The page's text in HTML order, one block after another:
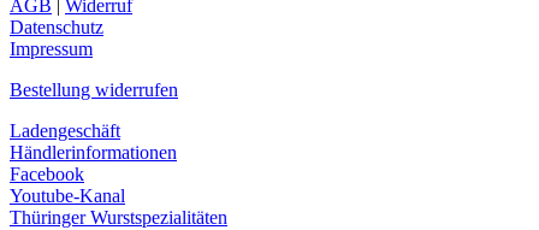
AGB | Widerruf
Datenschutz
Impressum
Bestellung widerrufen
Ladengeschäft
Händlerinformationen
Facebook
Youtube-Kanal
Thüringer Wurstspezialitäten